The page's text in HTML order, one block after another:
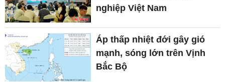
nghiệp Việt Nam
Áp thấp nhiệt đới gây gió
mạnh, sóng lớn trên Vịnh
Bắc Bộ